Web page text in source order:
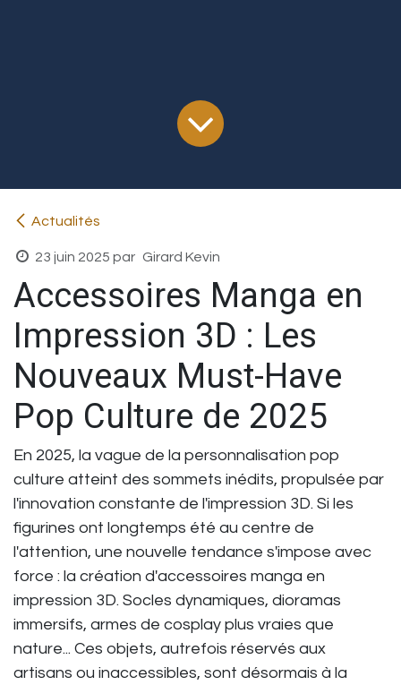
Actualités
23 juin 2025 par Girard Kevin
Accessoires Manga en
Impression 3D : Les
Nouveaux Must-Have
Pop Culture de 2025
En 2025, la vague de la personnalisation pop
culture atteint des sommets inédits, propulsée par
l'innovation constante de l'impression 3D. Si les
figurines ont longtemps été au centre de
l'attention, une nouvelle tendance s'impose avec
force : la création d'accessoires manga en
impression 3D. Socles dynamiques, dioramas
immersifs, armes de cosplay plus vraies que
nature... Ces objets, autrefois réservés aux
artisans ou inaccessibles, sont désormais à la